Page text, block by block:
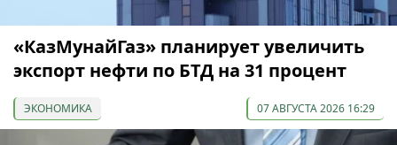
«КазМунайГаз» планирует увеличить
экспорт нефти по БТД на 31 процент
ЭКОНОМИКА 07 АВГУСТА 2026 16:29